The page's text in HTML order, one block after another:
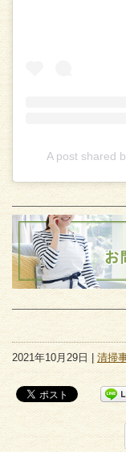
A post shared
2021年10月29日 | 清掃